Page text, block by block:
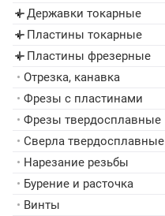
▸ Державки токарные
▸ Пластины токарные
▸ Пластины фрезерные
• Отрезка, канавка
• Фрезы с пластинами
• Фрезы твердосплавные
• Сверла твердосплавные
• Нарезание резьбы
• Бурение и расточка
• Винты